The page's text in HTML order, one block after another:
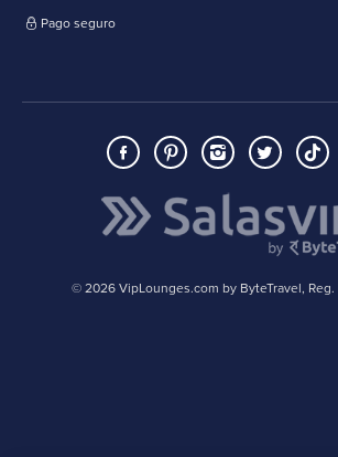
Pago seguro
© 2026 VipLounges.com by ByteTravel, Reg.